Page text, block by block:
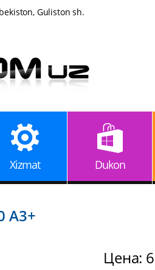
Guliston sh.
Xizmat Dukon
A3+
Цена: